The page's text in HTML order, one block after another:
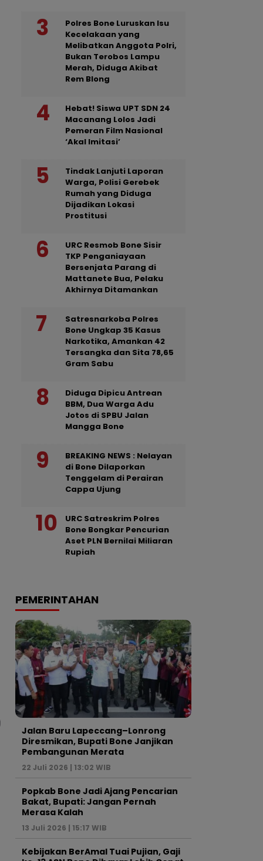
Polres Bone Luruskan Isu
Kecelakaan yang
Melibatkan Anggota Polri,
Bukan Terobos Lampu
Merah, Diduga Akibat
Rem Blong
Hebat! Siswa UPT SDN 24
Macanang Lolos Jadi
Pemeran Film Nasional
‘Akal Imitasi’
Tindak Lanjuti Laporan
Warga, Polisi Gerebek
Rumah yang Diduga
Dijadikan Lokasi
Prostitusi
URC Resmob Bone Sisir
TKP Penganiayaan
Bersenjata Parang di
Mattanete Bua, Pelaku
Akhirnya Ditamankan
Satresnarkoba Polres
Bone Ungkap 35 Kasus
Narkotika, Amankan 42
Tersangka dan Sita 78,65
Gram Sabu
Diduga Dipicu Antrean
BBM, Dua Warga Adu
Jotos di SPBU Jalan
Mangga Bone
BREAKING NEWS : Nelayan
di Bone Dilaporkan
Tenggelam di Perairan
Cappa Ujung
URC Satreskrim Polres
Bone Bongkar Pencurian
Aset PLN Bernilai Miliaran
Rupiah
PEMERINTAHAN
Jalan Baru Lapeccang–Lonrong
Diresmikan, Bupati Bone Janjikan
Pembangunan Merata
22 Juli 2026 | 13:02 WIB
Popkab Bone Jadi Ajang Pencarian
Bakat, Bupati: Jangan Pernah
Merasa Kalah
13 Juli 2026 | 15:17 WIB
Kebijakan BerAmal Tuai Pujian, Gaji